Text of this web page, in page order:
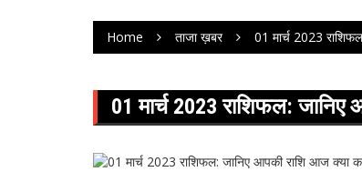
Home ताजा ख़बर 01 मार्च 2023
01 मार्च 2023 राशिफल: